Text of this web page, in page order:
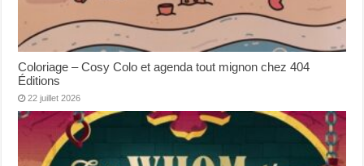
Coloriage – Cosy Colo et agenda tout mignon chez 404
Éditions
22 juillet 2026